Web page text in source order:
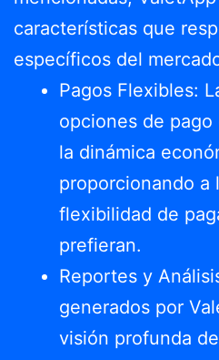
características que
específicos del
Pagos Flexibles:
opciones de
la dinámica
proporcionando a
flexibilidad de
prefieran.
Reportes y
generados por
visión profunda